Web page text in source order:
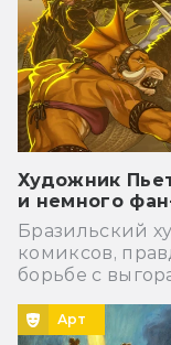
Художник
и немного
Бразильский
комиксов,
борьбе с
Арт